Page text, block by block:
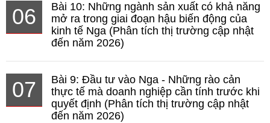
06
Bài 10: Những ngành sản xuất có khả năng
mở ra trong giai đoạn hậu biến động của
kinh tế Nga (Phân tích thị trường cập nhật
đến năm 2026)
07
Bài 9: Đầu tư vào Nga - Những rào cản
thực tế mà doanh nghiệp cần tính trước khi
quyết định (Phân tích thị trường cập nhật
đến năm 2026)